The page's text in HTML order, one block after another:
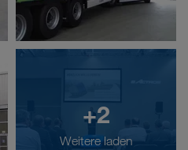
+2
Weitere laden